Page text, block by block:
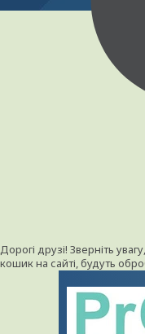
Дорогі друзі! Зверніть
кошик на сайті, будуть